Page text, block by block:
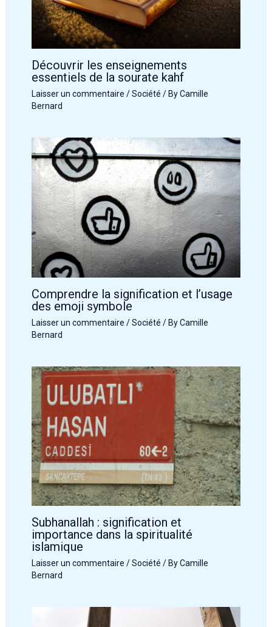
Découvrir les enseignements
essentiels de la sourate kahf
Laisser un commentaire /Société / ByCamille
Bernard
Comprendre la signification et l’usage
des emoji symbole
Laisser un commentaire /Société / ByCamille
Bernard
Subhanallah : signification et
importance dans la spiritualité
islamique
Laisser un commentaire /Société / ByCamille
Bernard